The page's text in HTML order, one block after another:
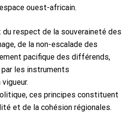
ouest-africain.
du respect de la souveraineté des
de la non-escalade des
pacifique des différends,
les instruments
ces principes constituent
et de la cohésion régionales.